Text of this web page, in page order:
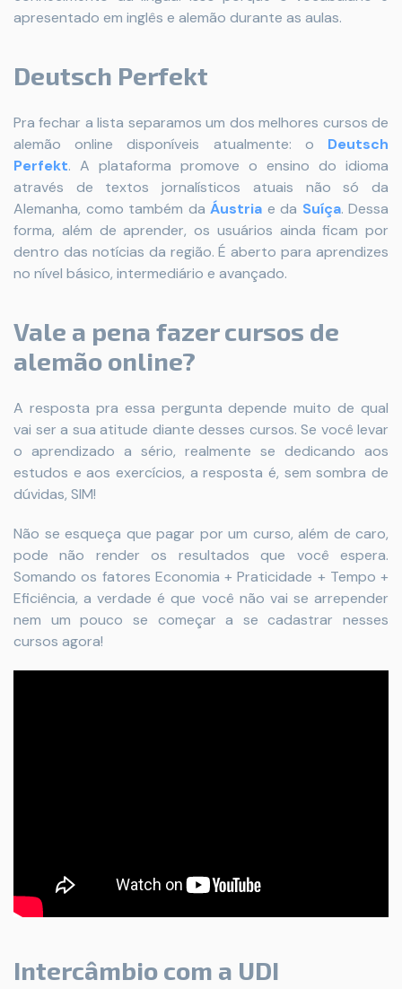
apresentado em inglês e alemão durante as aulas.
Deutsch Perfekt
Pra fechar a lista separamos um dos melhores cursos de
alemão online disponíveis atualmente: o Deutsch
Perfekt. A plataforma promove o ensino do idioma
através de textos jornalísticos atuais não só da
Alemanha, como também da Áustria e da Suíça. Dessa
forma, além de aprender, os usuários ainda ficam por
dentro das notícias da região. É aberto para aprendizes
no nível básico, intermediário e avançado.
Vale a pena fazer cursos de
alemão online?
A resposta pra essa pergunta depende muito de qual
vai ser a sua atitude diante desses cursos. Se você levar
o aprendizado a sério, realmente se dedicando aos
estudos e aos exercícios, a resposta é, sem sombra de
dúvidas, SIM!
Não se esqueça que pagar por um curso, além de caro,
pode não render os resultados que você espera.
Somando os fatores Economia + Praticidade + Tempo +
Eficiência, a verdade é que você não vai se arrepender
nem um pouco se começar a se cadastrar nesses
cursos agora!
Intercâmbio com a UDI